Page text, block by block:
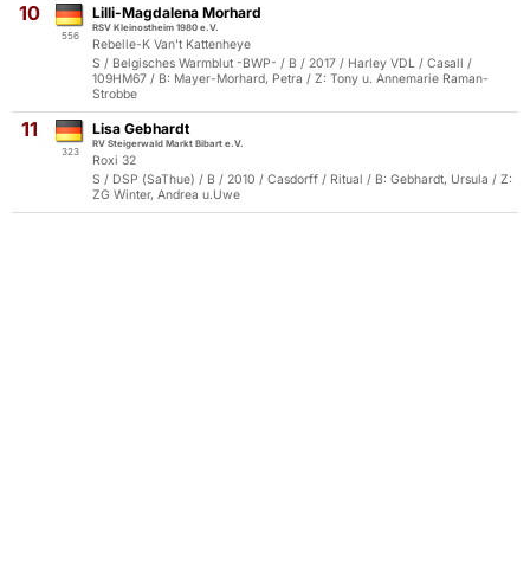
10
556
Lilli-Magdalena Morhard
RSV Kleinostheim 1980 e.V.
Rebelle-K Van't Kattenheye
S / Belgisches Warmblut -BWP- / B / 2017 / Harley VDL / Casall /
109HM67 / B: Mayer-Morhard, Petra / Z: Tony u. Annemarie Raman-
Strobbe
11
323
Lisa Gebhardt
RV Steigerwald Markt Bibart e.V.
Roxi 32
S / DSP (SaThue) / B / 2010 / Casdorff / Ritual / B: Gebhardt, Ursula / Z:
ZG Winter, Andrea u.Uwe